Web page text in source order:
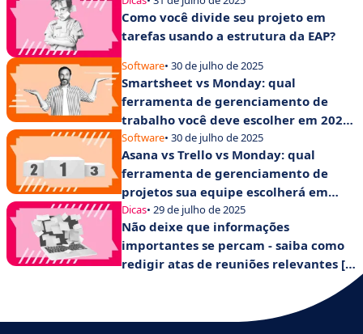
Como você divide seu projeto em
tarefas usando a estrutura da EAP?
Software• 30 de julho de 2025
Smartsheet vs Monday: qual
ferramenta de gerenciamento de
trabalho você deve escolher em 2025
para aumentar a produtividade de
suas equipes?
Software• 30 de julho de 2025
Asana vs Trello vs Monday: qual
ferramenta de gerenciamento de
projetos sua equipe escolherá em
2025?
Dicas• 29 de julho de 2025
Não deixe que informações
importantes se percam - saiba como
redigir atas de reuniões relevantes [+